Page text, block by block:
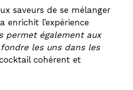
saveurs de se mélanger
enrichit l’expérience
permet également aux
les uns dans les
cohérent et